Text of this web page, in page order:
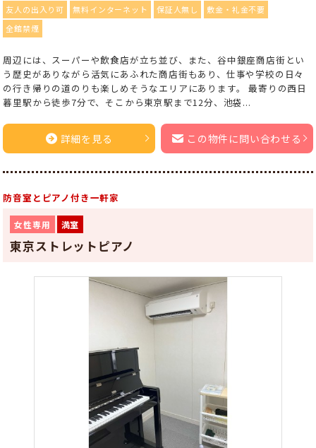
友人の出入り可 無料インターネット 保証人無し
敷金・礼金不要
全館禁煙
周辺には、スーパーや飲食店が立ち並び、また、谷中銀座商店街とい
う歴史がありながら活気にあふれた商店街もあり、仕事や学校の日々
の行き帰りの道のりも楽しめそうなエリアにあります。 最寄りの西日
暮里駅から徒歩7分で、そこから東京駅まで12分、池袋...
詳細を見る この物件に問い合わせる
防音室とピアノ付き一軒家
女性専用 満室
東京ストレットピアノ